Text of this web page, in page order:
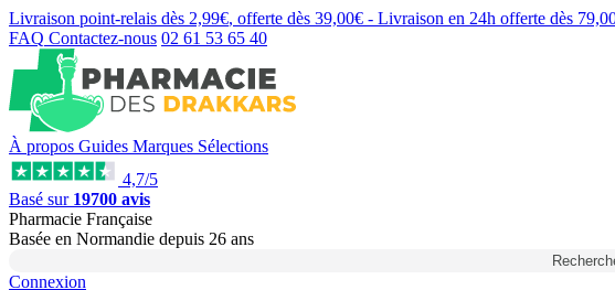
Livraison point-relais dès 2,99€, offerte dès 39,00€ - Livraison en 24h offerte dès
FAQ Contactez-nous 02 61 53 65 40
À propos Guides Marques Sélections
4,7/5
Basé sur 19700 avis
Pharmacie Française
Basée en Normandie depuis 26 ans
Connexion